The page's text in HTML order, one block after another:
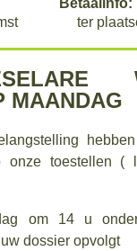
ter
MAANDAG
onze toestellen (
om 14 u
dossier opvolgt